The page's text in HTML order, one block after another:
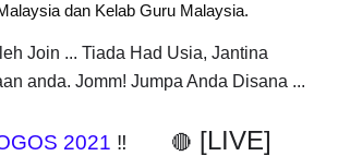
dan Kelab Guru Malaysia.
Join ... Tiada Had Usia, Jantina
anda. Jomm! Jumpa Anda Disana ...
2021 ‼️        🔴 [LIVE]